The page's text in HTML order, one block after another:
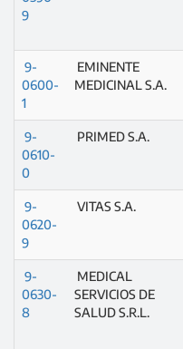
9
9-
0600-
1
EMINENTE
MEDICINAL S.A.
9-
0610-
0
PRIMED S.A.
9-
0620-
9
VITAS S.A.
9-
0630-
8
MEDICAL
SERVICIOS DE
SALUD S.R.L.